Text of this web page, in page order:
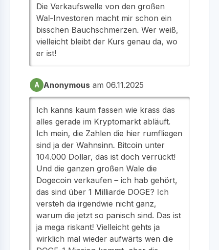
Die Verkaufswelle von den großen
Wal-Investoren macht mir schon ein
bisschen Bauchschmerzen. Wer weiß,
vielleicht bleibt der Kurs genau da, wo
er ist!
A Anonymous am 06.11.2025
Ich kanns kaum fassen wie krass das
alles gerade im Kryptomarkt abläuft.
Ich mein, die Zahlen die hier rumfliegen
sind ja der Wahnsinn. Bitcoin unter
104.000 Dollar, das ist doch verrückt!
Und die ganzen großen Wale die
Dogecoin verkaufen – ich hab gehört,
das sind über 1 Milliarde DOGE? Ich
versteh da irgendwie nicht ganz,
warum die jetzt so panisch sind. Das ist
ja mega riskant! Vielleicht gehts ja
wirklich mal wieder aufwärts wen die